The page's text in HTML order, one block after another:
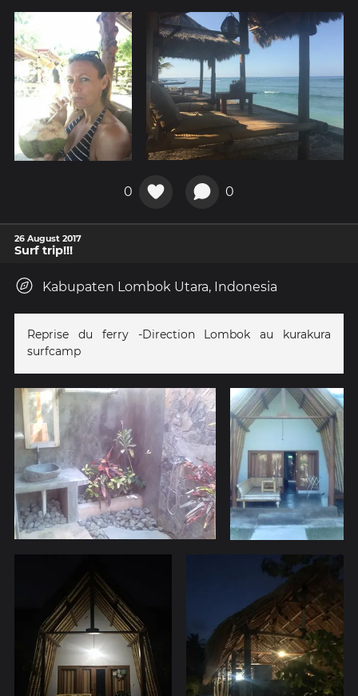
0 0
26 August 2017
Surf trip!!!
Kabupaten Lombok Utara, Indonesia
Reprise du ferry -Direction Lombok au kurakura
surfcamp